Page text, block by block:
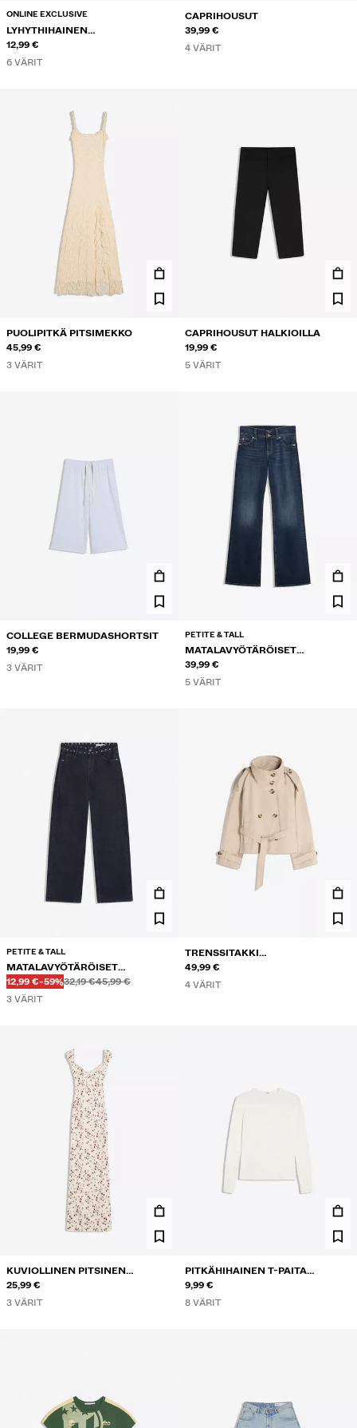
ONLINE EXCLUSIVE
LYHYTHIHAINEN
EPÄSYMMETRINEN T-PAITA
12,99 €
6 VÄRIT
CAPRIHOUSUT
39,99 €
4 VÄRIT
PUOLIPITKÄ PITSIMEKKO
45,99 €
3 VÄRIT
CAPRIHOUSUT HALKIOILLA
19,99 €
5 VÄRIT
COLLEGE BERMUDASHORTSIT
19,99 €
3 VÄRIT
PETITE & TALL
MATALAVYÖTÄRÖISET
BOOTCUT-FARKUT
39,99 €
5 VÄRIT
PETITE & TALL
MATALAVYÖTÄRÖISET
NIITTIKORISTEISET BAGGY-
FARKUT
ALENNETTU HINTA
12,99 €ALENNUS
-59%Ennen
32,19 €
Ennen45,99 €
3 VÄRIT
TRENSSITAKKI
PYSTYKAULUKSELLA
49,99 €
4 VÄRIT
KUVIOLLINEN PITSINEN
PUOLIPITKÄ MEKKO
25,99 €
3 VÄRIT
PITKÄHIHAINEN T-PAITA
PYÖREÄLLÄ KAULA-AUKOLLA
9,99 €
8 VÄRIT